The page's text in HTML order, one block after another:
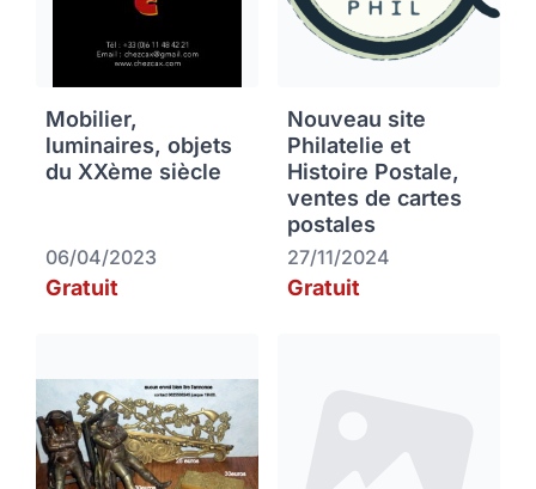
Mobilier,
luminaires, objets
du XXème siècle
06/04/2023
Gratuit
Nouveau site
Philatelie et
Histoire Postale,
ventes de cartes
postales
27/11/2024
Gratuit